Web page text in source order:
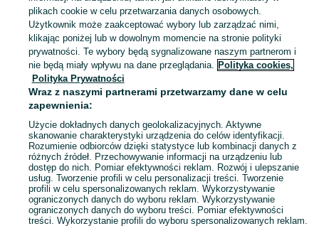
ubranko do chrztu dla chłopca , ubranka na roczek dla chłopca Zobacz
Mapa kategorii
Mapa miejscowości
Mapa ministron
Popularne wyszukiwania
plikach cookie w celu przetwarzania danych osobowych.
Użytkownik może zaakceptować wybory lub zarządzać nimi,
klikając poniżej lub w dowolnym momencie na stronie polityki
prywatności. Te wybory będą sygnalizowane naszym partnerom i
nie będą miały wpływu na dane przeglądania. Polityka cookies,
Polityka Prywatności
Wraz z naszymi partnerami przetwarzamy dane w celu
zapewnienia:
Użycie dokładnych danych geolokalizacyjnych. Aktywne
skanowanie charakterystyki urządzenia do celów identyfikacji.
Rozumienie odbiorców dzięki statystyce lub kombinacji danych z
różnych źródeł. Przechowywanie informacji na urządzeniu lub
dostęp do nich. Pomiar efektywności reklam. Rozwój i ulepszanie
usług. Tworzenie profili w celu personalizacji treści. Tworzenie
profili w celu spersonalizowanych reklam. Wykorzystywanie
ograniczonych danych do wyboru reklam. Wykorzystywanie
ograniczonych danych do wyboru treści. Pomiar efektywności
treści. Wykorzystanie profili do wyboru spersonalizowanych reklam.